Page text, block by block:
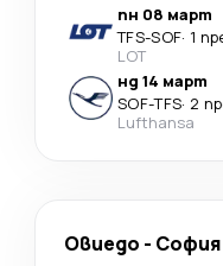
пн 08 март
TFS-SOF· 1
LOT
нд 14 март
SOF-TFS· 2
Lufthansa
Овиедо - София